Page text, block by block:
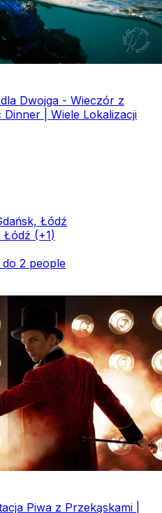
Dwojga - Wieczór z
| Wiele Lokalizacji
Łódź
Łódź (+1)
2 people
Piwa z Przekąskami |